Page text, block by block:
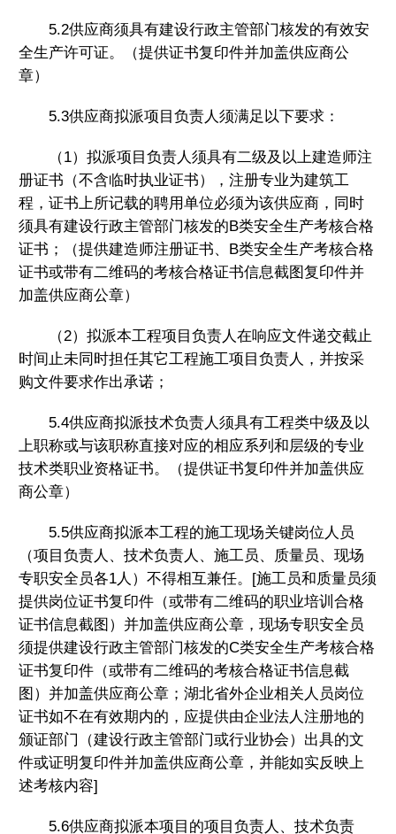
5.2供应商须具有建设行政主管部门核发的有效安
全生产许可证。（提供证书复印件并加盖供应商公
章）
5.3供应商拟派项目负责人须满足以下要求：
（1）拟派项目负责人须具有二级及以上建造师注
册证书（不含临时执业证书），注册专业为建筑工
程，证书上所记载的聘用单位必须为该供应商，同时
须具有建设行政主管部门核发的B类安全生产考核合格
证书；（提供建造师注册证书、B类安全生产考核合格
证书或带有二维码的考核合格证书信息截图复印件并
加盖供应商公章）
（2）拟派本工程项目负责人在响应文件递交截止
时间止未同时担任其它工程施工项目负责人，并按采
购文件要求作出承诺；
5.4供应商拟派技术负责人须具有工程类中级及以
上职称或与该职称直接对应的相应系列和层级的专业
技术类职业资格证书。（提供证书复印件并加盖供应
商公章）
5.5供应商拟派本工程的施工现场关键岗位人员
（项目负责人、技术负责人、施工员、质量员、现场
专职安全员各1人）不得相互兼任。[施工员和质量员须
提供岗位证书复印件（或带有二维码的职业培训合格
证书信息截图）并加盖供应商公章，现场专职安全员
须提供建设行政主管部门核发的C类安全生产考核合格
证书复印件（或带有二维码的考核合格证书信息截
图）并加盖供应商公章；湖北省外企业相关人员岗位
证书如不在有效期内的，应提供由企业法人注册地的
颁证部门（建设行政主管部门或行业协会）出具的文
件或证明复印件并加盖供应商公章，并能如实反映上
述考核内容]
5.6供应商拟派本项目的项目负责人、技术负责